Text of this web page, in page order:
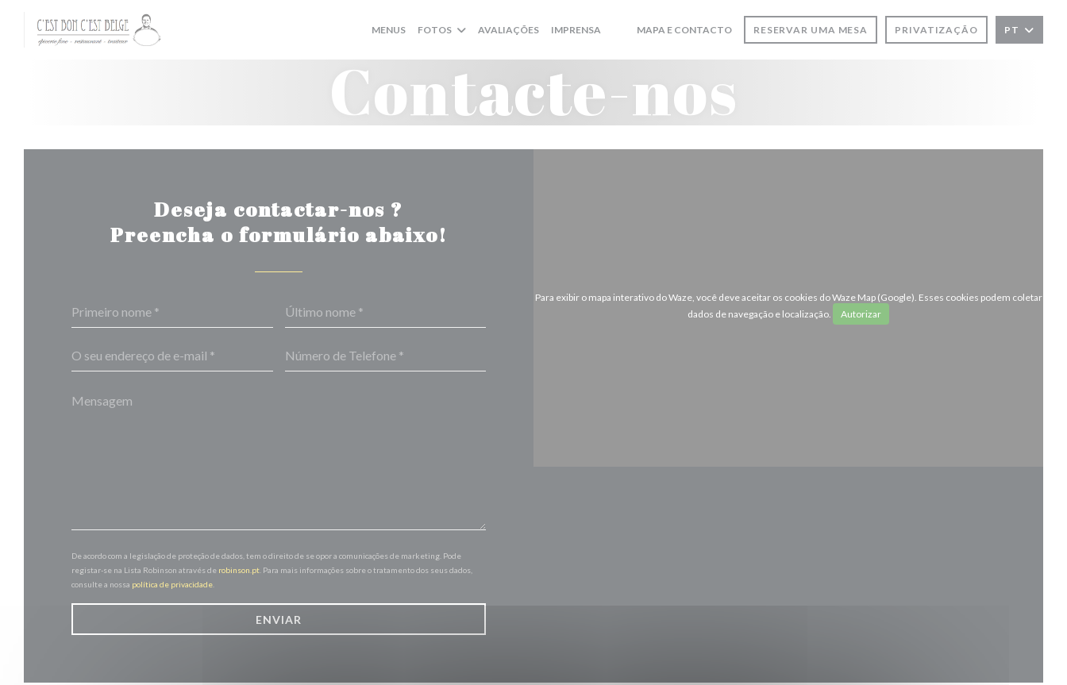
Painel de Gerenciamento de Cookies
MENUS FOTOS AVALIAÇÕES IMPRENSA
((ABRE NUMA NOVA JANELA))
((ABRE NUMA NOVA JANELA))
MAPA E CONTACTO RESERVAR UMA MESA PRIVATIZAÇÃO PT
Contacte-nos
Deseja contactar-nos ?
Preencha o formulário abaixo!
De acordo com a legislação de proteção de dados, tem o direito de se opor a comunicações de marketing. Pode
registar-se na Lista Robinson através de robinson.pt . Para mais informações sobre o tratamento dos seus dados,
consulte a nossa política de privacidade
Para exibir o mapa interativo do Waze, você deve aceitar os cookies do Waze Map (Google). Esses cookies podem coletar
dados de navegação e localização.
Autorizar